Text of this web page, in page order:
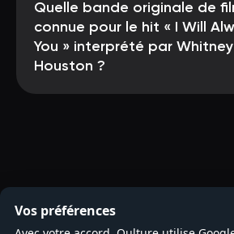
Quelle bande originale de
connue pour le hit « I Will
You » interprété par Whitney
Houston ?
Vos préférences